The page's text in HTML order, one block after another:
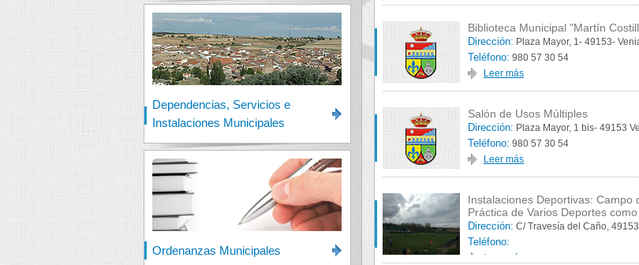
Dependencias, Servicios e
Instalaciones Municipales
Ordenanzas Municipales
Biblioteca Municipal "Martín
Dirección: Plaza Mayor, 1- 49153-
Teléfono: 980 57 30 54
Leer más
Salón de Usos Múltiples
Dirección: Plaza Mayor, 1 bis- 49153
Teléfono: 980 57 30 54
Leer más
Instalaciones Deportivas:
Práctica de Varios Deportes
Dirección: C/ Travesía del Caño,
Teléfono:
Leer más